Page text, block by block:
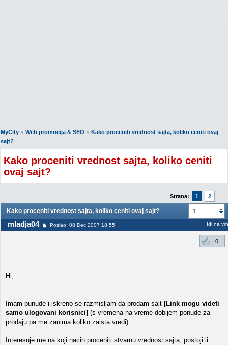
MyCity » Web promocija & SEO » Kako proceniti vrednost sajta, koliko ceniti ovaj
sajt?
Kako proceniti vrednost sajta, koliko ceniti
ovaj sajt?
Strana: 1 2
1
Kako proceniti vrednost sajta, koliko ceniti ovaj sajt?
mladja04 Poslao: 08 Dec 2007 18:55 Idi na vrh
0
Hi,
Imam punude i iskreno se razmisljam da prodam sajt [Link mogu videti
samo ulogovani korisnici] (s vremena na vreme dobijem ponude za
prodaju pa me zanima koliko zaista vredi).
Interesuje me na koji nacin proceniti stvarnu vrednost sajta, postoji li